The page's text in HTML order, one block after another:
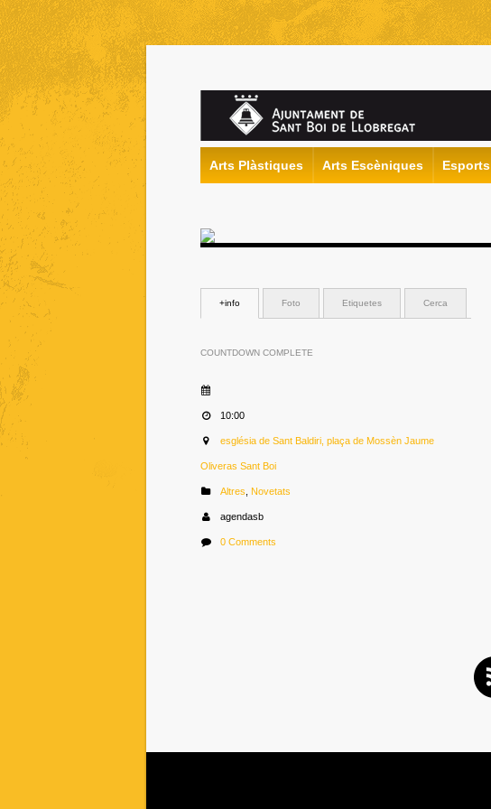
Arts Plàstiques Arts Escèniques Esports
+info Foto Etiquetes Cerca
COUNTDOWN COMPLETE
10:00
església de Sant Baldiri, plaça de Mossèn Jaume
Oliveras Sant Boi
Altres Novetats
agendasb
0 Comments